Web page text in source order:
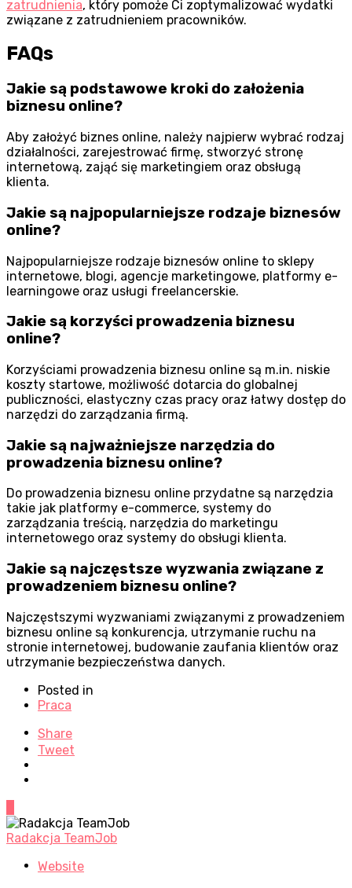
zatrudnienia, który pomoże Ci zoptymalizować wydatki
związane z zatrudnieniem pracowników.
FAQs
Jakie są podstawowe kroki do założenia
biznesu online?
Aby założyć biznes online, należy najpierw wybrać rodzaj
działalności, zarejestrować firmę, stworzyć stronę
internetową, zająć się marketingiem oraz obsługą
klienta.
Jakie są najpopularniejsze rodzaje biznesów
online?
Najpopularniejsze rodzaje biznesów online to sklepy
internetowe, blogi, agencje marketingowe, platformy e-
learningowe oraz usługi freelancerskie.
Jakie są korzyści prowadzenia biznesu
online?
Korzyściami prowadzenia biznesu online są m.in. niskie
koszty startowe, możliwość dotarcia do globalnej
publiczności, elastyczny czas pracy oraz łatwy dostęp do
narzędzi do zarządzania firmą.
Jakie są najważniejsze narzędzia do
prowadzenia biznesu online?
Do prowadzenia biznesu online przydatne są narzędzia
takie jak platformy e-commerce, systemy do
zarządzania treścią, narzędzia do marketingu
internetowego oraz systemy do obsługi klienta.
Jakie są najczęstsze wyzwania związane z
prowadzeniem biznesu online?
Najczęstszymi wyzwaniami związanymi z prowadzeniem
biznesu online są konkurencja, utrzymanie ruchu na
stronie internetowej, budowanie zaufania klientów oraz
utrzymanie bezpieczeństwa danych.
Posted in
Praca
Share
Tweet
Radakcja TeamJob
Website